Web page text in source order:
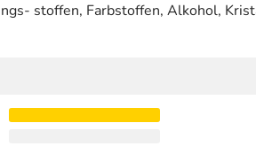
stoffen, Farbstoffen, Alkohol,